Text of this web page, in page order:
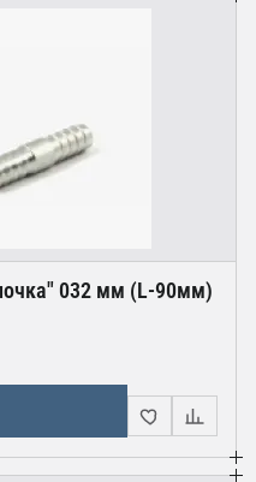
032 мм (L-90мм)